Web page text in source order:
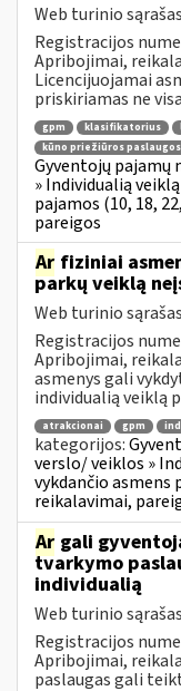
Web turinio sąrašas
Registracijos
Apribojimai,
Licencijuojamai
priskiriamas ne
gpm klasifikatorius
kūno priežiūros paslaugos
Gyventojų pajamų
» Individualią
pajamos (10, 18,
pareigos
Ar fiziniai
parkų veiklą
Web turinio sąrašas
Registracijos
Apribojimai,
asmenys gali
individualią veiklą
atrakcionai gpm
kategorijos:
verslo/ veiklos »
vykdančio asmens
reikalavimai,
Ar gali
tvarkymo
individualią
Web turinio sąrašas
Registracijos
Apribojimai,
paslaugas gali